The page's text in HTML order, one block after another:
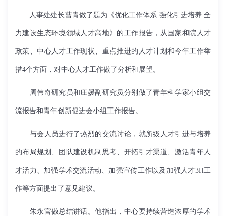
人事处处长曹青做了题为《优化工作体系 强化引进培养 全
力建设生态环境领域人才高地》的工作报告 ， 从国家和 院人才
政策 、中心人才工作现状 重点推进的人才计划和今年工作举
措4个方面，对中心人才工作做了分析和展望。
周伟奇研究员和庄媛副研究员分别做了青年科学家小组交
流报告和青年创新促进会小组工作报告。
与会人员进行了热烈的交流讨论， 就所级人才引进与培养
的布局规划、团队建设机制思考、开拓引才渠道、激活青年人
才活力、加强学术交流活动、加强宣传工作以及加强人才3H工
作等方面提出了意见建议。
朱永官做总结讲话。他指出，中心要持续营造浓厚的学术